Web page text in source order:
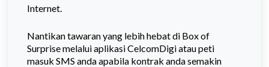
Internet.
Nantikan tawaran yang lebih hebat di Box of
Surprise melalui aplikasi CelcomDigi atau peti
masuk SMS anda apabila kontrak anda semakin